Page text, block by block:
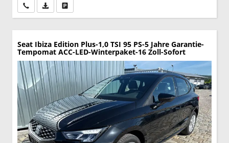
Wir rufen Sie anPDF-Datei, Fahrzeugexposé drucken
Seat Ibiza Edition Plus-1,0 TSI 95 PS-5 Jahre Garantie-
Tempomat ACC-LED-Winterpaket-16 Zoll-Sofort